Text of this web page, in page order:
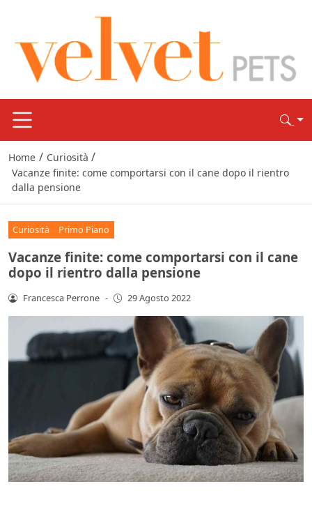
Home / Curiosità /
Vacanze finite: come comportarsi con il cane dopo il rientro
dalla pensione
Curiosità Primo Piano
Vacanze finite: come comportarsi con il cane
dopo il rientro dalla pensione
Francesca Perrone - 29 Agosto 2022